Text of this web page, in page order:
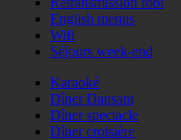
English menus
Wifi
Séjours week-end
Karaoké
Dîner Dansant
Dîner spectacle
Dîner croisière